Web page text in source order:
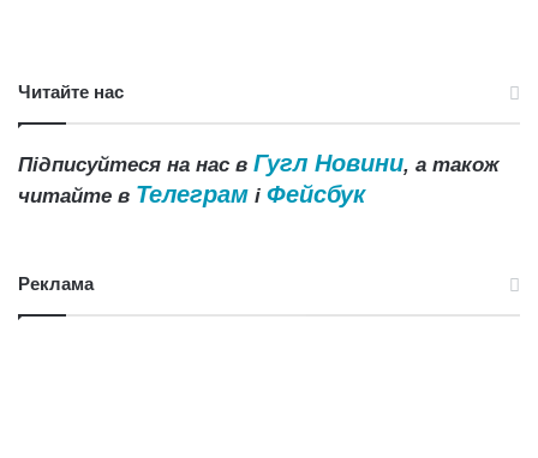
Читайте нас
Підписуйтеся на нас в Гугл Новини, а також
читайте в Телеграм і Фейсбук
Реклама